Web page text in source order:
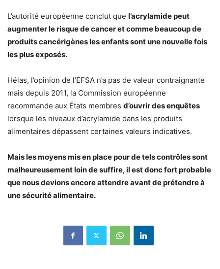
L’autorité européenne conclut que l’acrylamide peut
augmenter le risque de cancer et comme beaucoup de
produits cancérigènes les enfants sont une nouvelle fois
les plus exposés.
Hélas, l’opinion de l’EFSA n’a pas de valeur contraignante
mais depuis 2011, la Commission européenne
recommande aux États membres d’ouvrir des enquêtes
lorsque les niveaux d’acrylamide dans les produits
alimentaires dépassent certaines valeurs indicatives.
Mais les moyens mis en place pour de tels contrôles sont
malheureusement loin de suffire, il est donc fort probable
que nous devions encore attendre avant de prétendre à
une sécurité alimentaire.